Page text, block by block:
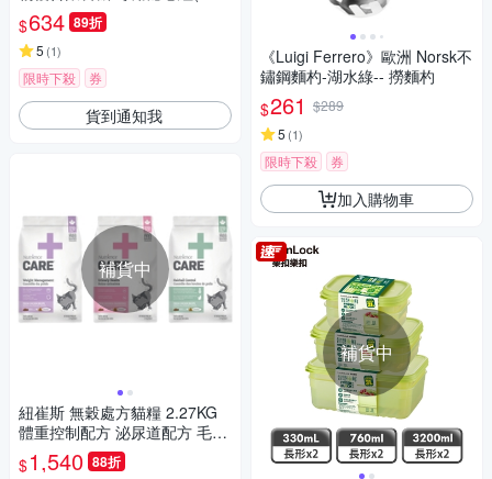
CP-JNF04WT1
$634 89折
5 (1)
限時下殺 券
貨到通知我
補貨中
紐崔斯 無穀處方貓糧 2.27KG
體重控制配方 泌尿道配方 毛球
控制配方
$1,540 88折
《Luigi Ferrero》歐洲 Norsk不
鏽鋼麵杓-湖水綠-- 撈麵杓
$261 $289
5 (1)
限時下殺 券
加入購物車
補貨中